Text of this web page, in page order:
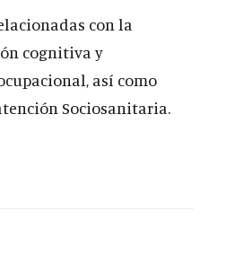
con la
cognitiva y
así como
Sociosanitaria.